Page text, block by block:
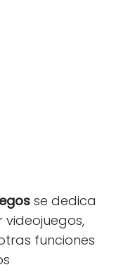
se dedica
funciones